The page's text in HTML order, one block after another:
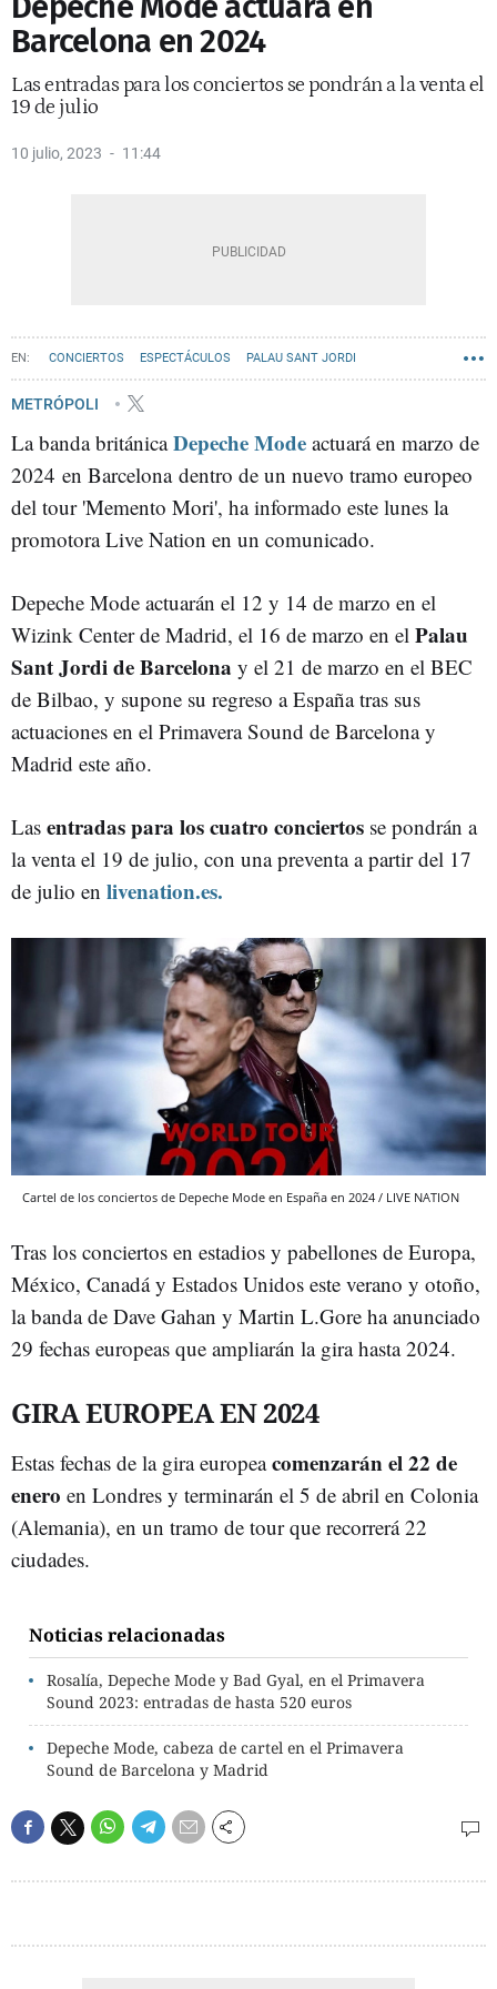
Barcelona en 2024
Las entradas para los conciertos se pondrán a la venta el
19 de julio
10 julio, 2023 11:44
CONCIERTOS ESPECTÁCULOS PALAU SANT JORDI
METRÓPOLI
La banda británicaDepeche Mode actuará en marzo de
2024 en Barcelona dentro de un nuevo tramo europeo
del tour 'Memento Mori', ha informado este lunes la
promotora Live Nation en un comunicado.
Depeche Mode actuarán el 12 y 14 de marzo en el
Wizink Center de Madrid, el 16 de marzo en el Palau
Sant Jordi de Barcelona y el 21 de marzo en el BEC
de Bilbao, y supone su regreso a España tras sus
actuaciones en el Primavera Sound de Barcelona y
Madrid este año.
Las entradas para los cuatro conciertos se pondrán a
la venta el 19 de julio, con una preventa a partir del 17
de julio en livenation.es.
Cartel de los conciertos de Depeche Mode en España en 2024 / LIVE NATION
Tras los conciertos en estadios y pabellones de Europa,
México, Canadá y Estados Unidos este verano y otoño,
la banda de Dave Gahan y Martin L.Gore ha anunciado
29 fechas europeas que ampliarán la gira hasta 2024.
GIRA EUROPEA EN 2024
Estas fechas de la gira europeacomenzarán el 22 de
enero en Londres y terminarán el 5 de abril en Colonia
(Alemania), en un tramo de tour que recorrerá 22
ciudades.
Noticias relacionadas
Rosalía, Depeche Mode y Bad Gyal, en el Primavera
Sound 2023: entradas de hasta 520 euros
Depeche Mode, cabeza de cartel en el Primavera
Sound de Barcelona y Madrid